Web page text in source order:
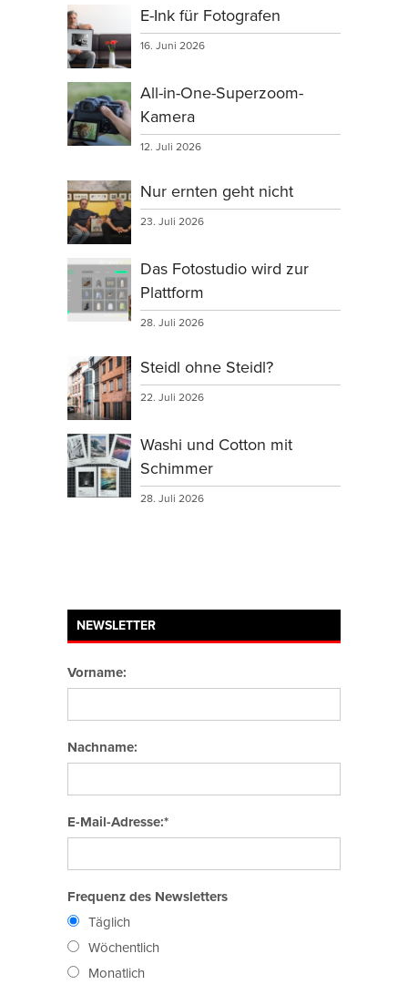
E-Ink für Fotografen
16. Juni 2026
All-in-One-Superzoom-
Kamera
12. Juli 2026
Nur ernten geht nicht
23. Juli 2026
Das Fotostudio wird zur
Plattform
28. Juli 2026
Steidl ohne Steidl?
22. Juli 2026
Washi und Cotton mit
Schimmer
28. Juli 2026
NEWSLETTER
Vorname:
Nachname:
E-Mail-Adresse:*
Frequenz des Newsletters
Täglich
Wöchentlich
Monatlich